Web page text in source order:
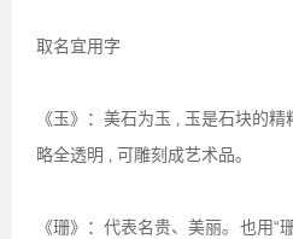
取名宜用字
《玉》：美石为玉 ‚ 玉是石块的精
略全透明 ‚ 可雕刻成艺术品｡
《珊》：代表名贵、美丽｡ 也用“